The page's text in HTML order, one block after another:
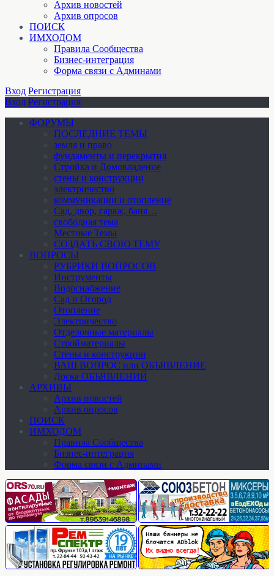
Архив новостей
Архив опросов
ПОИСК
ИМХОДОМ
Правила Сообщества
Бизнес-интеграция
Форма связи с Админами
Вход Регистрация
Вход Регистрация
ФОРУМЫ
ПОСЛЕДНИЕ ТЕМЫ
земля и право
фундаменты и перекрытия
Стройка и Домовладение
стены и конструкции
электричество
коммуникации и отопление
Cад, двор, гараж, баня…
свободная тема
Местные Темы
СОЗДАТЬ СВОЮ ТЕМУ
ВОПРОСЫ
РУБРИКИ ВОПРОСОВ
Инструменты
Водоснабжение
Сад и Огород
Отопление
Электричество
Отделочные материалы
Стройматериалы
Стены и конструкции
ВАШ ВОПРОС или ОБЪЯВЛЕНИЕ
Доска ОБЪЯВЛЕНИЙ
АРХИВЫ
Архив новостей
Архив опросов
ПОИСК
ИМХОДОМ
Правила Сообщества
Бизнес-интеграция
Форма связи с Админами